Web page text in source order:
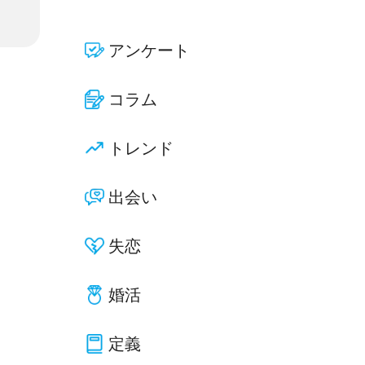
アンケート
コラム
トレンド
出会い
失恋
婚活
定義